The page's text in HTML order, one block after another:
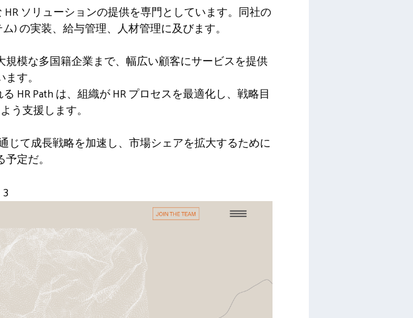
ソリューションの提供を専門としています。同社の
) の実装、給与管理、人材管理に及びます。
規模な多国籍企業まで、幅広い顧客にサービスを提供
す。
HR Path は、組織が HR プロセスを最適化し、戦略目
う支援します。
て成長戦略を加速し、市場シェアを拡大​​するために
定だ。
3